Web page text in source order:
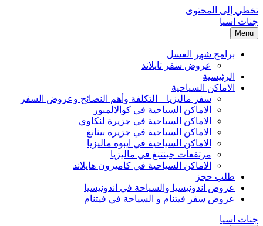
تخطي إلى المحتوى
جنات اسيا
Menu
برامج شهر العسل
عروض سفر تايلاند
الرئيسية
الاماكن السياحية
سفر ماليزيا – التكلفة وأهم النصائح وعروض السفر
الاماكن السياحية في كوالالمبور
الاماكن السياحية في جزيرة لنكاوي
الاماكن السياحية في جزيرة بينانغ
الاماكن السياحية في ايبوه ماليزيا
مرتفعات جينتنغ في ماليزيا
الاماكن السياحية في كاميرون هايلاند
طلب حجز
عروض اندونيسيا والسياحة في اندونيسيا
عروض سفر فيتنام و السياحة في فيتنام
جنات اسيا